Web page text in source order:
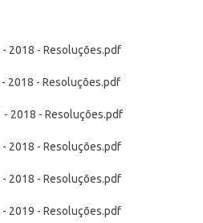
- 2018 - Resoluções.pdf
- 2018 - Resoluções.pdf
- 2018 - Resoluções.pdf
- 2018 - Resoluções.pdf
- 2018 - Resoluções.pdf
- 2019 - Resoluções.pdf